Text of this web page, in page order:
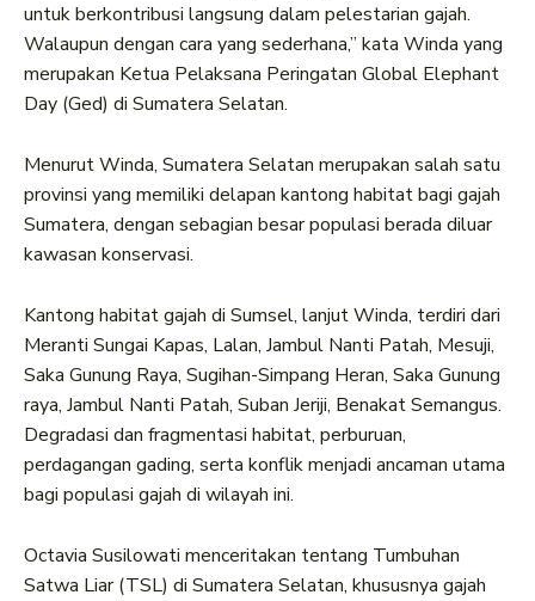
untuk berkontribusi langsung dalam pelestarian gajah.
Walaupun dengan cara yang sederhana,” kata Winda yang
merupakan Ketua Pelaksana Peringatan Global Elephant
Day (Ged) di Sumatera Selatan.
Menurut Winda, Sumatera Selatan merupakan salah satu
provinsi yang memiliki delapan kantong habitat bagi gajah
Sumatera, dengan sebagian besar populasi berada diluar
kawasan konservasi.
Kantong habitat gajah di Sumsel, lanjut Winda, terdiri dari
Meranti Sungai Kapas, Lalan, Jambul Nanti Patah, Mesuji,
Saka Gunung Raya, Sugihan-Simpang Heran, Saka Gunung
raya, Jambul Nanti Patah, Suban Jeriji, Benakat Semangus.
Degradasi dan fragmentasi habitat, perburuan,
perdagangan gading, serta konflik menjadi ancaman utama
bagi populasi gajah di wilayah ini.
Octavia Susilowati menceritakan tentang Tumbuhan
Satwa Liar (TSL) di Sumatera Selatan, khususnya gajah